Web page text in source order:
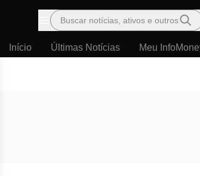
Menu
Buscar notícias, ativos e outros
Início Últimas Notícias Meu